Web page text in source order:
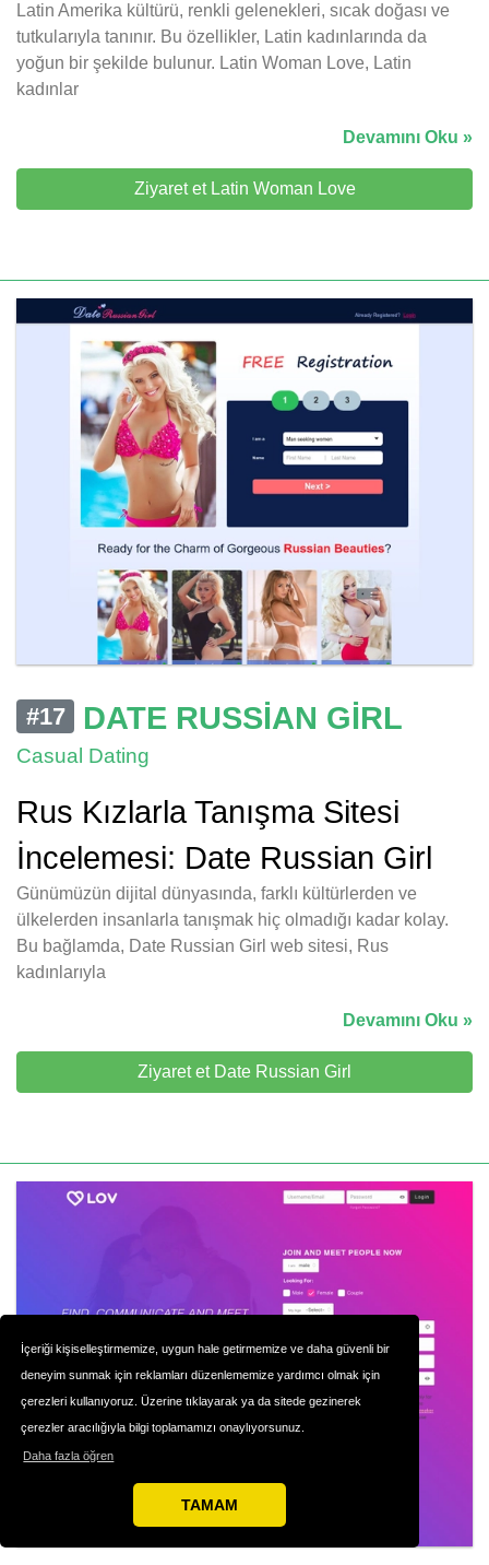
İçeriği kişiselleştirmemize, uygun hale getirmemize ve daha güvenli bir
deneyim sunmak için reklamları düzenlememize yardımcı olmak için
çerezleri kullanıyoruz. Üzerine tıklayarak ya da sitede gezinerek
çerezler aracılığıyla bilgi toplamamızı onaylıyorsunuz.
Daha fazla öğren
TAMAM
Latin Amerika kültürü, renkli gelenekleri, sıcak doğası ve
tutkularıyla tanınır. Bu özellikler, Latin kadınlarında da
yoğun bir şekilde bulunur. Latin Woman Love, Latin
kadınlar
Devamını Oku »
Ziyaret et Latin Woman Love
#17 DATE RUSSIAN GIRL
Casual Dating
Rus Kızlarla Tanışma Sitesi
İncelemesi: Date Russian Girl
Günümüzün dijital dünyasında, farklı kültürlerden ve
ülkelerden insanlarla tanışmak hiç olmadığı kadar kolay.
Bu bağlamda, Date Russian Girl web sitesi, Rus
kadınlarıyla
Devamını Oku »
Ziyaret et Date Russian Girl